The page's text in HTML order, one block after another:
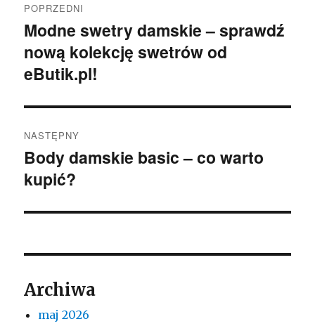
wpisu
POPRZEDNI
Poprzedni
wpis:
Modne swetry damskie – sprawdź
nową kolekcję swetrów od
eButik.pl!
NASTĘPNY
Następny
wpis:
Body damskie basic – co warto
kupić?
Archiwa
maj 2026